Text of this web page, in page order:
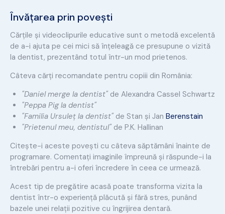
Învățarea prin povești
Cărțile și videoclipurile educative sunt o metodă excelentă
de a-i ajuta pe cei mici să înțeleagă ce presupune o vizită
la dentist, prezentând totul într-un mod prietenos.
Câteva cărți recomandate pentru copiii din România:
"Daniel merge la dentist"de Alexandra Cassel Schwartz
"Peppa Pig la dentist"
"Familia Ursuleț la dentist"de Stan și Jan Berenstain
"Prietenul meu, dentistul"de P.K. Hallinan
Citește-i aceste povești cu câteva săptămâni înainte de
programare. Comentați imaginile împreună și răspunde-i la
întrebări pentru a-i oferi încredere în ceea ce urmează.
Acest tip de pregătire acasă poate transforma vizita la
dentist într-o experiență plăcută și fără stres, punând
bazele unei relații pozitive cu îngrijirea dentară.